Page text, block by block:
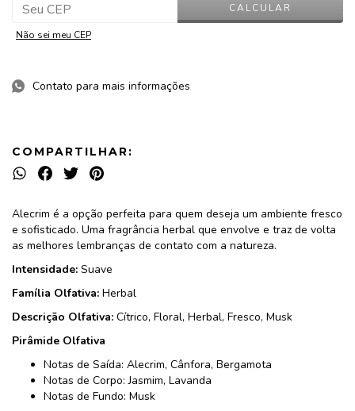
CALCULAR
Não sei meu CEP
Contato para mais informações
COMPARTILHAR:
Alecrim é a opção perfeita para quem deseja um ambiente fresco
e sofisticado. Uma fragrância herbal que envolve e traz de volta
as melhores lembranças de contato com a natureza.
Intensidade: Suave
Família Olfativa: Herbal
Descrição Olfativa: Cítrico, Floral, Herbal, Fresco, Musk
Pirâmide Olfativa
Notas de Saída: Alecrim, Cânfora, Bergamota
Notas de Corpo: Jasmim, Lavanda
Notas de Fundo: Musk